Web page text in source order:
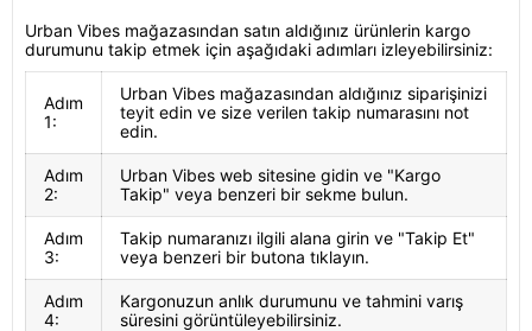
Urban Vibes mağazasından satın aldığınız ürünlerin kargo
durumunu takip etmek için aşağıdaki adımları izleyebilirsiniz:
Adım
1:
Urban Vibes mağazasından aldığınız siparişinizi
teyit edin ve size verilen takip numarasını not
edin.
Adım
2:
Urban Vibes web sitesine gidin ve "Kargo
Takip" veya benzeri bir sekme bulun.
Adım
3:
Takip numaranızı ilgili alana girin ve "Takip Et"
veya benzeri bir butona tıklayın.
Adım
4:
Kargonuzun anlık durumunu ve tahmini varış
süresini görüntüleyebilirsiniz.